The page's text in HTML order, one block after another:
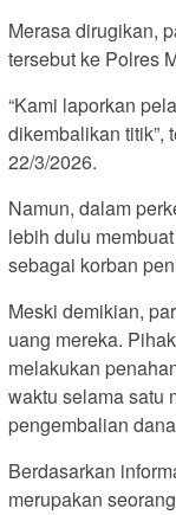
Merasa dirugikan,
tersebut ke Polres
“Kami laporkan
dikembalikan titik”,
22/3/2026.
Namun, dalam
lebih dulu
sebagai korban
Meski demikian,
uang mereka.
melakukan
waktu selama satu
pengembalian
Berdasarkan
merupakan